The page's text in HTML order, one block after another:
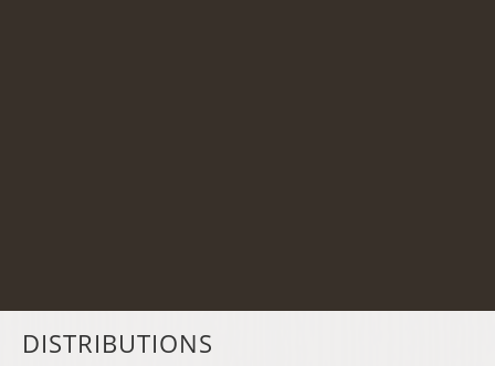
DISTRIBUTIONS